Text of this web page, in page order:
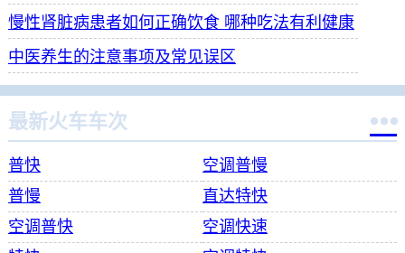
慢性肾脏病患者如何正确饮食 哪种吃法有利健康
中医养生的注意事项及常见误区
最新火车车次 
普快
空调普慢
普慢
直达特快
空调普快
空调快速